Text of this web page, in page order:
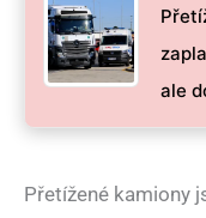
ale
Přetížené kamiony